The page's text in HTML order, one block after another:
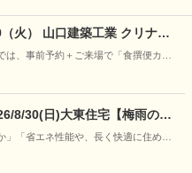
火） 山口建築工業 クリナッ
来場キャンペーン
、事前予約＋ご来場で「食撰便カタ
8/30(日)大東住宅【梅雨の特
快適さが続く理由を「見て、
」「省エネ性能や、長く快適に住める